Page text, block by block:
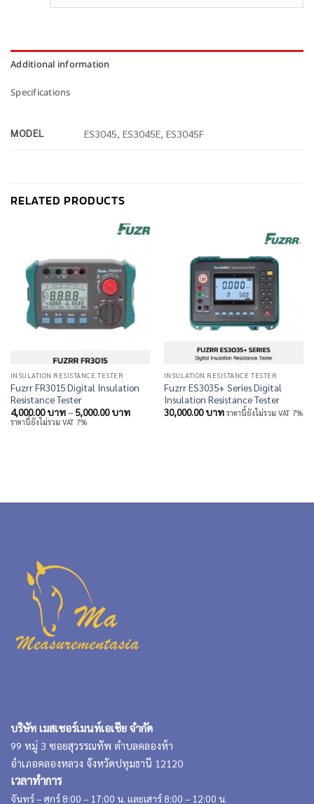
Additional information
Specifications
MODEL ES3045, ES3045E, ES3045F
RELATED PRODUCTS
INSULATION RESISTANCE TESTER
Fuzrr FR3015 Digital Insulation
Resistance Tester
4,000.00บาท– 5,000.00บาทPrice
range:
ราคานี้ยังไม่รวม VAT 7%
INSULATION RESISTANCE TESTER
Fuzrr ES3035+ Series Digital
Insulation Resistance Tester
30,000.00บาท ราคานี้ยังไม่รวม VAT 7%
บริษัท เมสเชอร์เมนท์เอเชีย จำกัด
99 หมู่ 3 ซอยสุวรรณทัพ ตำบลคลองห้า
อำเภอคลองหลวง จังหวัดปทุมธานี 12120
เวลาทำการ
จันทร์ – ศุกร์ 8:00 – 17:00 น. และเสาร์ 8:00 – 12:00 น.